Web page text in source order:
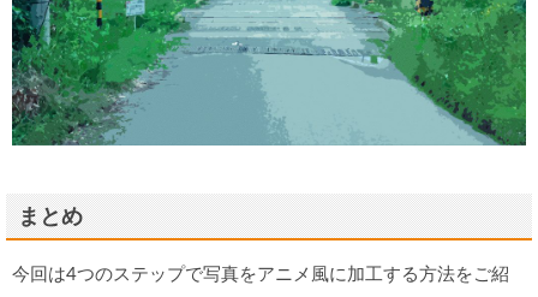
まとめ
今回は4つのステップで写真をアニメ風に加工する方法をご紹